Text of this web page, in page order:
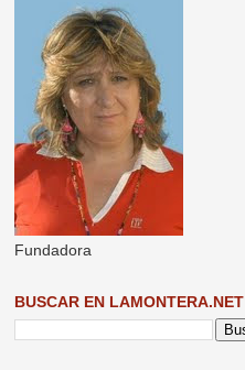
Fundadora
BUSCAR EN LAMONTERA.NET